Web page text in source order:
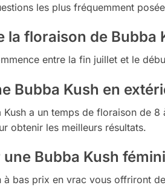
les plus fréquemment
la floraison de Bubba
entre la fin juillet et le
Bubba Kush en
Kush a un temps de floraison de
obtenir les meilleurs résultats.
Bubba Kush
à bas prix en vrac vous offriront